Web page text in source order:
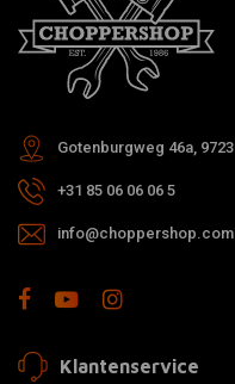
Gotenburgweg 46a,
+31 85 06 06 06 5
info@choppershop.com
Klantenservice